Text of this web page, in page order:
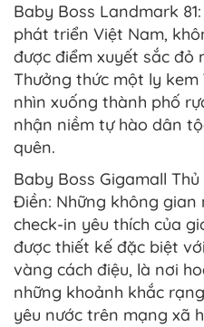
Baby Boss Landmark
phát triển Việt Nam,
được điểm xuyết sắc đỏ
Thưởng thức một ly
nhìn xuống thành phố
nhận niềm tự hào dân
quên.
Baby Boss Gigamall
Điền: Những không
check-in yêu thích của
được thiết kế đặc biệt
vàng cách điệu, là nơi
những khoảnh khắc
yêu nước trên mạng xã